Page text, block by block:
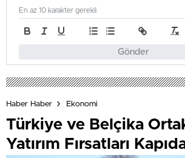
Gönder
En az 10 karakter gerekli
Haber Haber Ekonomi
Türkiye ve Belçika
Yatırım Fırsatları